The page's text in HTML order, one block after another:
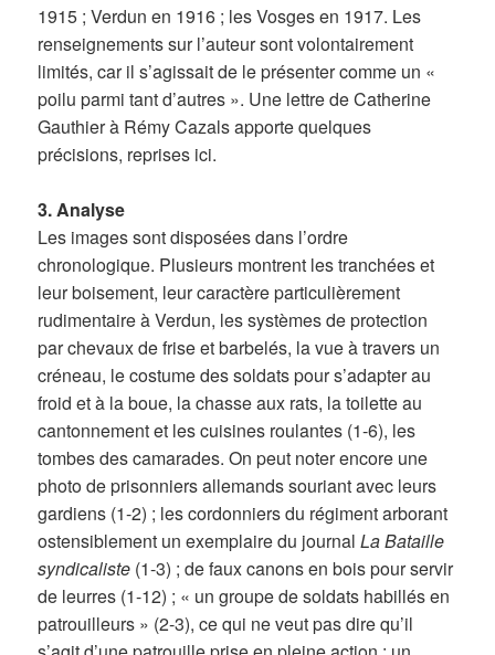
1915 ; Verdun en 1916 ; les Vosges en 1917. Les
renseignements sur l’auteur sont volontairement
limités, car il s’agissait de le présenter comme un «
poilu parmi tant d’autres ». Une lettre de Catherine
Gauthier à Rémy Cazals apporte quelques
précisions, reprises ici.
3. Analyse
Les images sont disposées dans l’ordre
chronologique. Plusieurs montrent les tranchées et
leur boisement, leur caractère particulièrement
rudimentaire à Verdun, les systèmes de protection
par chevaux de frise et barbelés, la vue à travers un
créneau, le costume des soldats pour s’adapter au
froid et à la boue, la chasse aux rats, la toilette au
cantonnement et les cuisines roulantes (1-6), les
tombes des camarades. On peut noter encore une
photo de prisonniers allemands souriant avec leurs
gardiens (1-2) ; les cordonniers du régiment arborant
ostensiblement un exemplaire du journalLa Bataille
syndicaliste (1-3) ; de faux canons en bois pour servir
de leurres (1-12) ; « un groupe de soldats habillés en
patrouilleurs » (2-3), ce qui ne veut pas dire qu’il